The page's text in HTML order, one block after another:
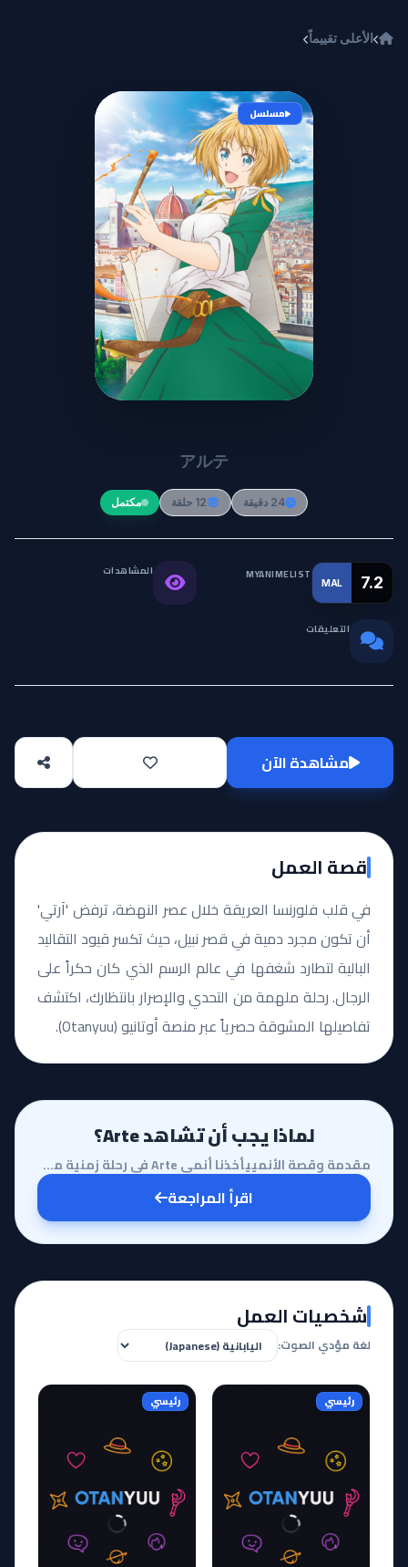
الأعلى تقييماً
مسلسل
Arte
アルテ
24 دقيقة 12 حلقة مكتمل
MAL 7.2
MYANIMELIST المشاهدات
التعليقات
مشاهدة الآن
قصة العمل
في قلب فلورنسا العريقة خلال عصر النهضة، ترفض 'آرتي'
أن تكون مجرد دمية في قصر نبيل، حيث تكسر قيود التقاليد
البالية لتطارد شغفها في عالم الرسم الذي كان حكراً على
الرجال. رحلة ملهمة من التحدي والإصرار بانتظارك، اكتشف
تفاصيلها المشوقة حصرياً عبر منصة أوتانيو (Otanyuu).
لماذا يجب أن تشاهد Arte؟
مقدمة وقصة الأنمييأخذنا أنمي Arte في رحلة زمنية مذهلة إلى عصر النهضة في إيطاليا، وتحديداً في مدينة ف...
اقرأ المراجعة
شخصيات العمل
لغة مؤدي الصوت:
رئيسي رئيسي